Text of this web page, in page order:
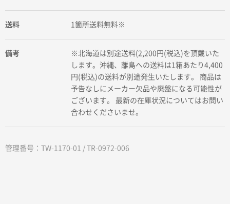
送料 1箇所送料無料※
備考
※北海道は別途送料(2,200円(税込)を頂戴いた
します。沖縄、離島への送料は1箱あたり4,400
円(税込)の送料が別途発生いたします。 商品は
予告なしにメーカー欠品や廃盤になる可能性が
ございます。 最新の在庫状況についてはお問い
合わせくださいませ。
管理番号：TW-1170-01 / TR-0972-006